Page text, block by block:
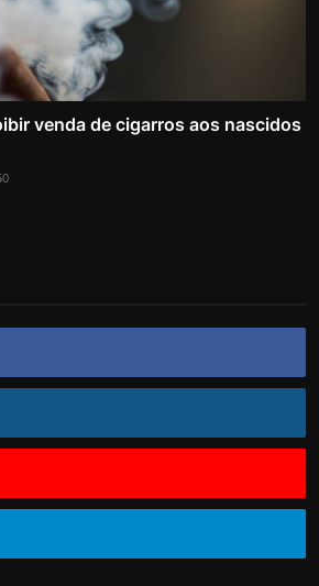
venda de cigarros aos nascidos